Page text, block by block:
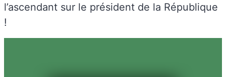
l’ascendant sur le président de la République
!